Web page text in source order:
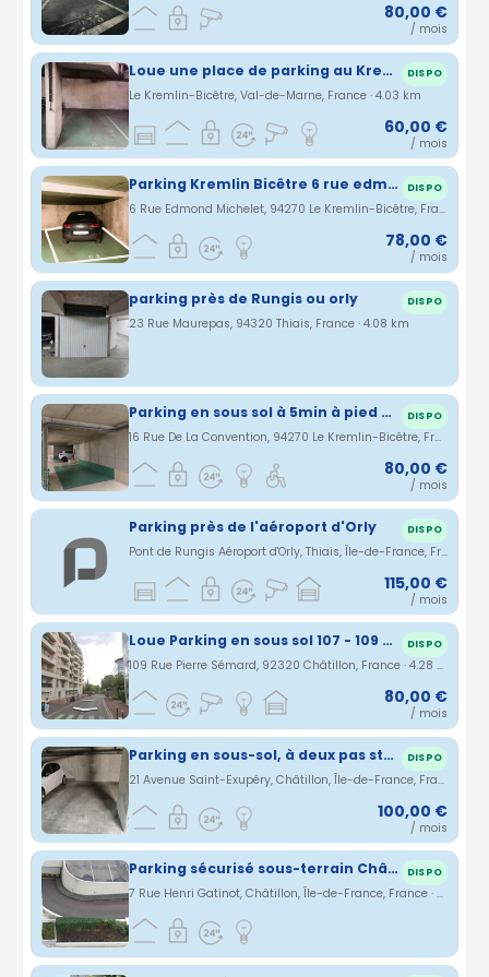
80,00 €
/ mois
Loue une place de parking au Kremlin Bicetre (94) - DISPO
Le Kremlin-Bicêtre, Val-de-Marne, France · 4.03 km
60,00 €
/ mois
Parking Kremlin Bicêtre 6 rue edmond michelet DISPO
6 Rue Edmond Michelet, 94270 Le Kremlin-Bicêtre, France · 4.06 km
78,00 €
/ mois
parking près de Rungis ou orly DISPO
23 Rue Maurepas, 94320 Thiais, France · 4.08 km
Parking en sous sol à 5min à pied du métro Krémlin Bicêtre DISPO
16 Rue De La Convention, 94270 Le Kremlin-Bicêtre, France · 4.1 km
80,00 €
/ mois
Parking près de l'aéroport d'Orly DISPO
Pont de Rungis Aéroport d'Orly, Thiais, Île-de-France, France · 4.26 km
115,00 €
/ mois
Loue Parking en sous sol 107 - 109 Rue Pierre Sémard 92320 Chatillon DISPO
109 Rue Pierre Sémard, 92320 Châtillon, France · 4.28 km
80,00 €
/ mois
Parking en sous-sol, à deux pas station Châtillon-Montrouge DISPO
21 Avenue Saint-Exupéry, Châtillon, Île-de-France, France · 4.34 km
100,00 €
/ mois
Parking sécurisé sous-terrain Châtillon DISPO
7 Rue Henri Gatinot, Châtillon, Île-de-France, France · 4.38 km